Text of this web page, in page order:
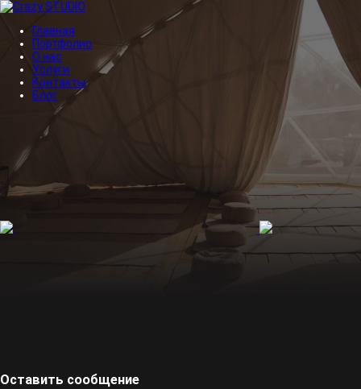
Главная
Портфолио
О нас
Услуги
Контакты
Блог
Оставить сообщение